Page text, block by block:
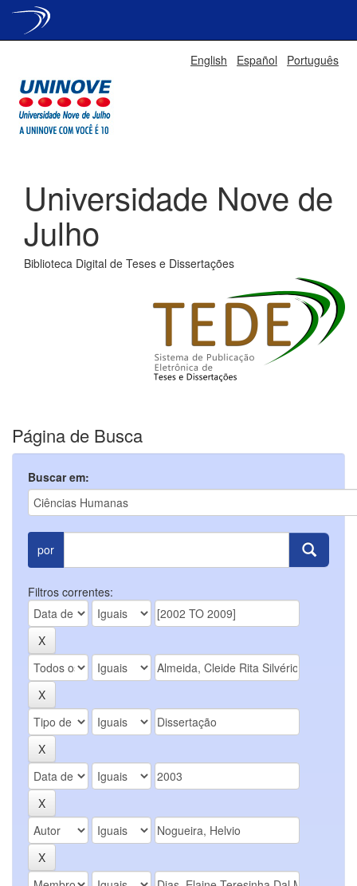
English Español Português
Universidade Nove de
Julho
Biblioteca Digital de Teses e Dissertações
Página de Busca
Buscar em:
por
Filtros correntes: